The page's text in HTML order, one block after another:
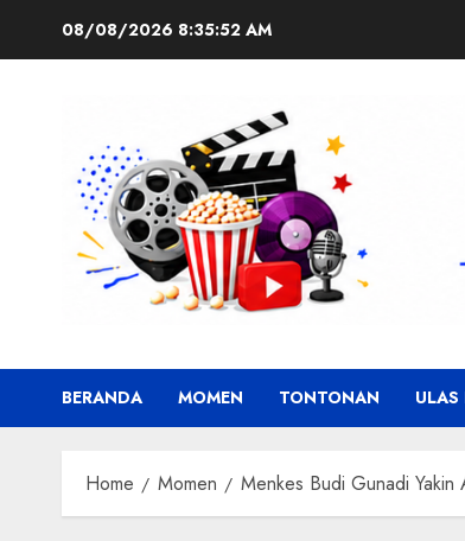
08/08/2026 8:35:53 AM
BERANDA MOMEN TONTONAN ULAS
Home Momen Menkes Budi Gunadi Yakin